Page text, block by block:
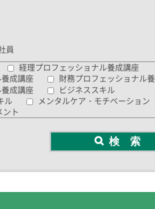
員
経理プロフェッショナル養成講座
成講座
財務プロフェッショナル
成講座
ビジネススキル
ル
メンタルケア・モチベーション
ント